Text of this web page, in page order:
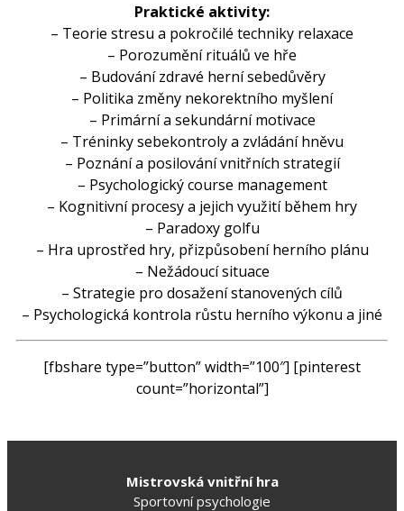
Praktické aktivity:
– Teorie stresu a pokročilé techniky relaxace
– Porozumění rituálů ve hře
– Budování zdravé herní sebedůvěry
– Politika změny nekorektního myšlení
– Primární a sekundární motivace
– Tréninkysebekontrolya zvládání hněvu
– Poznání a posilování vnitřních strategií
– Psychologický course management
– Kognitivní procesya jejich využití během hry
– Paradoxy golfu
– Hra uprostřed hry, přizpůsobení herního plánu
– Nežádoucí situace
– Strategie pro dosažení stanovených cílů
– Psychologická kontrola růstu herního výkonu a jiné
[fbshare type=”button” width=”100″] [pinterest
count=”horizontal”]
Mistrovská vnitřní hra
Sportovní psychologie